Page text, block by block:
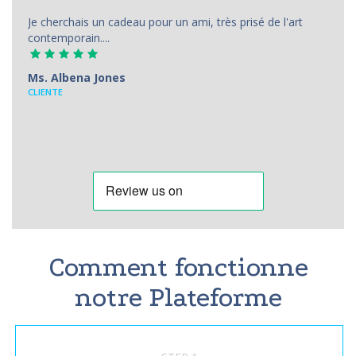
Je cherchais un cadeau pour un ami, très prisé de l'art
contemporain....
Ms. Albena Jones
CLIENTE
Comment fonctionne
notre Plateforme